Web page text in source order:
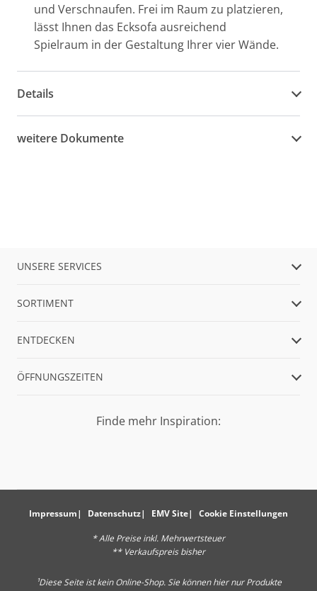
und Verschnaufen. Frei im Raum zu platzieren,
lässt Ihnen das Ecksofa ausreichend
Spielraum in der Gestaltung Ihrer vier Wände.
Details
weitere Dokumente
UNSERE SERVICES
SORTIMENT
ENTDECKEN
ÖFFNUNGSZEITEN
Finde mehr Inspiration:
Impressum Datenschutz EMV Site Cookie Einstellungen
* Alle Preise inkl. Mehrwertsteuer
** Verkaufspreis bisher
¹Diese Seite ist kein Online-Shop. Sie können hier nur Produkte